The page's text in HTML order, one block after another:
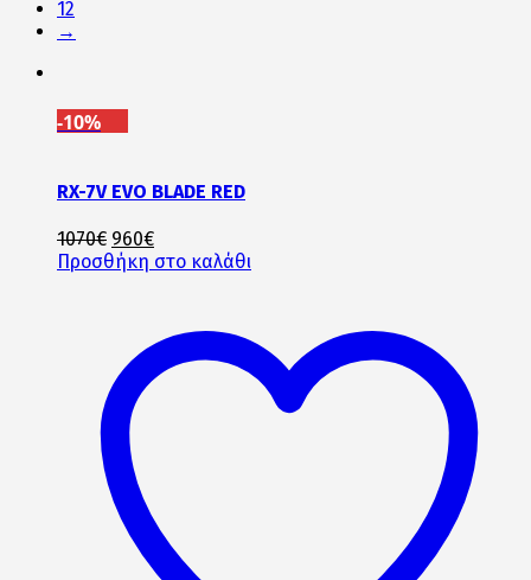
12
→
-10%
RX-7V EVO BLADE RED
1070€ Original
price
960€Η
τρέχουσα
960€.
Προσθήκη στο καλάθι